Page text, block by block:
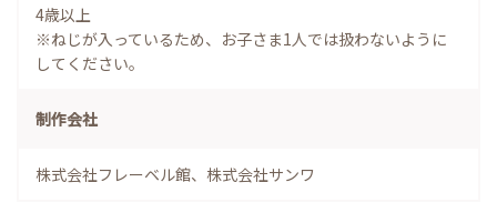
4歳以上
※ねじが入っているため、お子さま1人では扱わないように
してください。
制作会社
株式会社フレーベル館、株式会社サンワ